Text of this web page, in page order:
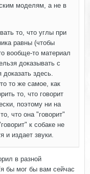
моделям, а не в
то, что углы при
равны (чтобы
вообще-то материал
доказывать с
здесь.
то же самое, как
то, что говорит
поэтому ни на
что она "говорит"
к собаке не
и издает звуки.
в разной
бы мог бы вам сейчас